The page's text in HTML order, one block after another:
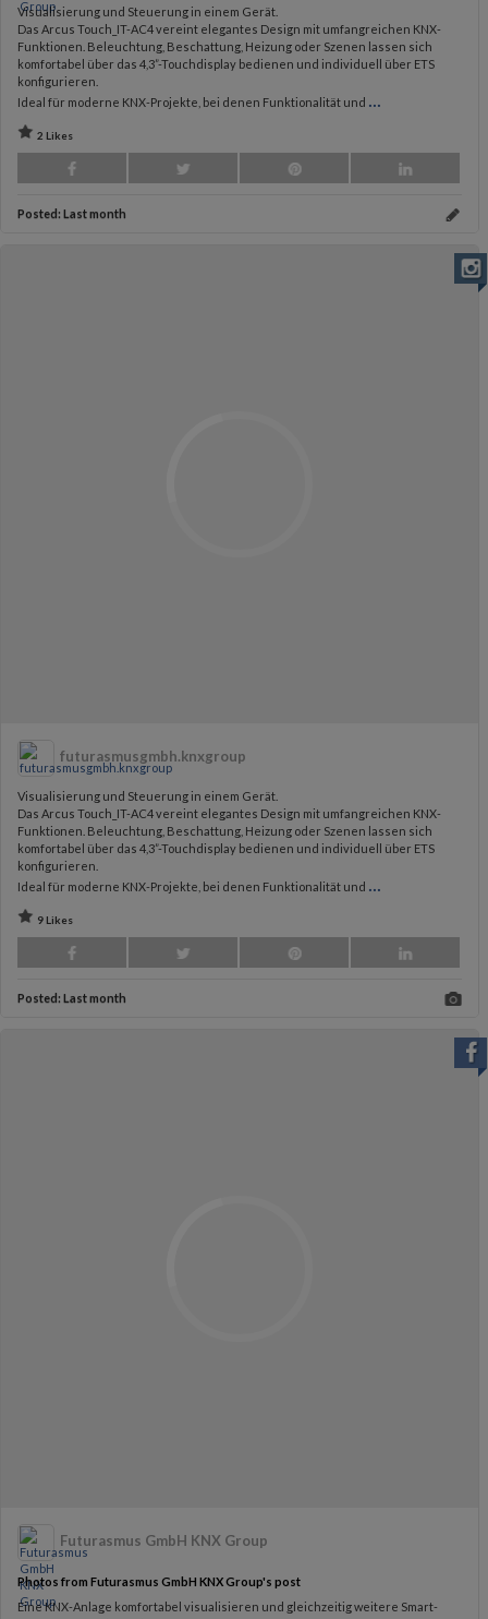
Visualisierung und Steuerung in einem Gerät.
Das Arcus Touch_IT-AC4 vereint elegantes Design mit umfangreichen KNX-
Funktionen. Beleuchtung, Beschattung, Heizung oder Szenen lassen sich
komfortabel über das 4,3”-Touchdisplay bedienen und individuell über ETS
konfigurieren.
Ideal für moderne KNX-Projekte, bei denen Funktionalität und ...
2 Likes
Posted: Last month
futurasmusgmbh.knxgroup
Visualisierung und Steuerung in einem Gerät.
Das Arcus Touch_IT-AC4 vereint elegantes Design mit umfangreichen KNX-
Funktionen. Beleuchtung, Beschattung, Heizung oder Szenen lassen sich
komfortabel über das 4,3”-Touchdisplay bedienen und individuell über ETS
konfigurieren.
Ideal für moderne KNX-Projekte, bei denen Funktionalität und ...
9 Likes
Posted: Last month
Futurasmus GmbH KNX Group
Photos from Futurasmus GmbH KNX Group's post
Eine KNX-Anlage komfortabel visualisieren und gleichzeitig weitere Smart-